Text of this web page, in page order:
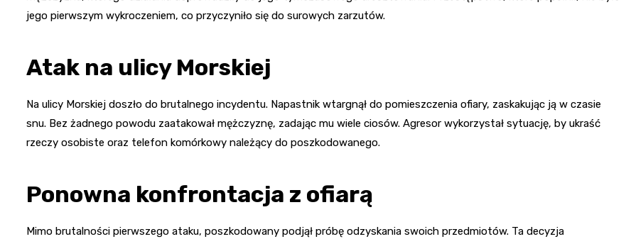
jego pierwszym wykroczeniem, co przyczyniło się do surowych zarzutów.
Atak na ulicy Morskiej
Na ulicy Morskiej doszło do brutalnego incydentu. Napastnik wtargnął do pomieszczenia ofiary, zaskakując ją w czasie
snu. Bez żadnego powodu zaatakował mężczyznę, zadając mu wiele ciosów. Agresor wykorzystał sytuację, by ukraść
rzeczy osobiste oraz telefon komórkowy należący do poszkodowanego.
Ponowna konfrontacja z ofiarą
Mimo brutalności pierwszego ataku, poszkodowany podjął próbę odzyskania swoich przedmiotów. Ta decyzja